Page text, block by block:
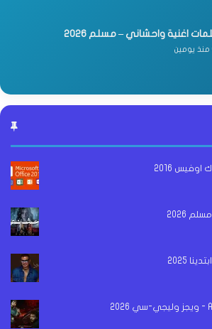
اغنية واحشاني – مسلم 2026
منذ يومين
2026
2025